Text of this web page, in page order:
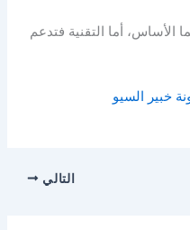
الأساس، أما التقنية فتدعم
خبير السيو
التالي